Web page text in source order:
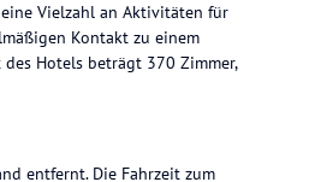
Vielzahl an Aktivitäten für
Kontakt zu einem
Hotels beträgt 370 Zimmer,
entfernt. Die Fahrzeit zum